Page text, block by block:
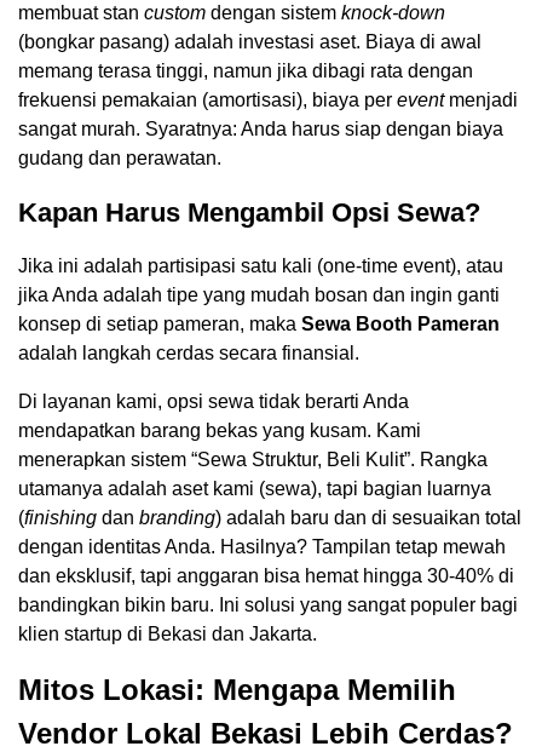
membuat stan custom dengan sistem knock-down
(bongkar pasang) adalah investasi aset. Biaya di awal
memang terasa tinggi, namun jika dibagi rata dengan
frekuensi pemakaian (amortisasi), biaya per eventmenjadi
sangat murah. Syaratnya: Anda harus siap dengan biaya
gudang dan perawatan.
Kapan Harus Mengambil Opsi Sewa?
Jika ini adalah partisipasi satu kali (one-time event), atau
jika Anda adalah tipe yang mudah bosan dan ingin ganti
konsep di setiap pameran, maka Sewa Booth Pameran
adalah langkah cerdas secara finansial.
Di layanan kami, opsi sewa tidak berarti Anda
mendapatkan barang bekas yang kusam. Kami
menerapkan sistem “Sewa Struktur, Beli Kulit”. Rangka
utamanya adalah aset kami (sewa), tapi bagian luarnya
(finishing dan branding) adalah baru dan di sesuaikan total
dengan identitas Anda. Hasilnya? Tampilan tetap mewah
dan eksklusif, tapi anggaran bisa hemat hingga 30-40% di
bandingkan bikin baru. Ini solusi yang sangat populer bagi
klien startup di Bekasi dan Jakarta.
Mitos Lokasi: Mengapa Memilih
Vendor Lokal Bekasi Lebih Cerdas?